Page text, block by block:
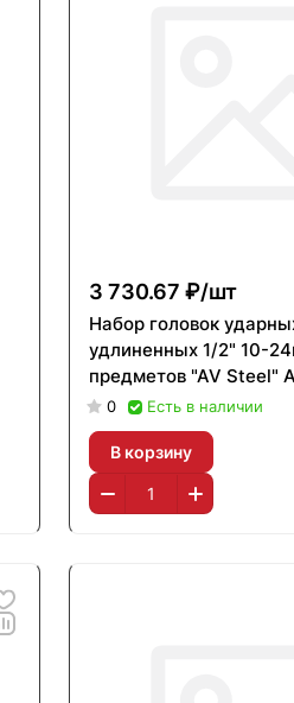
3 730.67 ₽/шт
Набор головок
удлиненных 1/2" 10-
предметов "AV Steel"
0 Есть в наличии
В корзину